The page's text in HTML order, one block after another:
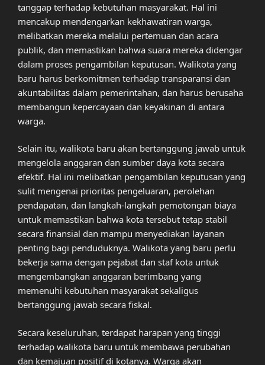
tanggap terhadap kebutuhan masyarakat. Hal ini
mencakup mendengarkan kekhawatiran warga,
melibatkan mereka melalui pertemuan dan acara
publik, dan memastikan bahwa suara mereka didengar
dalam proses pengambilan keputusan. Walikota yang
baru harus berkomitmen terhadap transparansi dan
akuntabilitas dalam pemerintahan, dan harus berusaha
membangun kepercayaan dan keyakinan di antara
warga.
Selain itu, walikota baru akan bertanggung jawab untuk
mengelola anggaran dan sumber daya kota secara
efektif. Hal ini melibatkan pengambilan keputusan yang
sulit mengenai prioritas pengeluaran, perolehan
pendapatan, dan langkah-langkah pemotongan biaya
untuk memastikan bahwa kota tersebut tetap stabil
secara finansial dan mampu menyediakan layanan
penting bagi penduduknya. Walikota yang baru perlu
bekerja sama dengan pejabat dan staf kota untuk
mengembangkan anggaran berimbang yang
memenuhi kebutuhan masyarakat sekaligus
bertanggung jawab secara fiskal.
Secara keseluruhan, terdapat harapan yang tinggi
terhadap walikota baru untuk membawa perubahan
dan kemajuan positif di kotanya. Warga akan